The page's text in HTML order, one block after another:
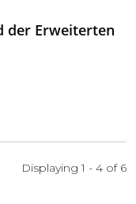
der Erweiterten
Displaying 1 - 4 of 6